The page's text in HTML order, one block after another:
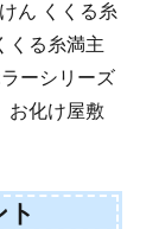
ん くくる糸
くる糸満主
ーシリーズ
お化け屋敷